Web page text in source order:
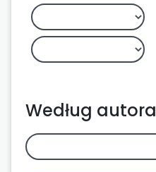
Według autora